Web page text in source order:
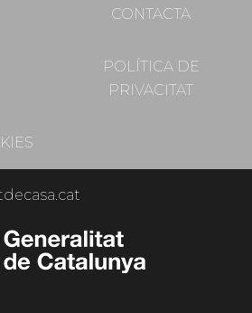
CONTACTA
POLÍTICA DE
PRIVACITAT